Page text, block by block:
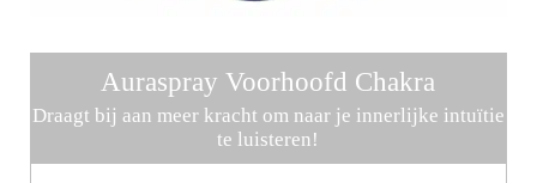
Auraspray Voorhoofd Chakra
Draagt bij aan meer kracht om naar je innerlijke intuïtie
te luisteren!